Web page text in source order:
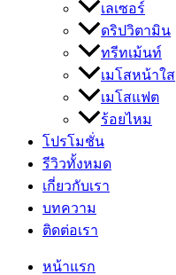
เลเซอร์
ดริปวิตามิน
ทรีทเม้นท์
เมโสหน้าใส
เมโสแฟต
ร้อยไหม
โปรโมชั่น
รีวิวทั้งหมด
เกี่ยวกับเรา
บทความ
ติดต่อเรา
หน้าแรก